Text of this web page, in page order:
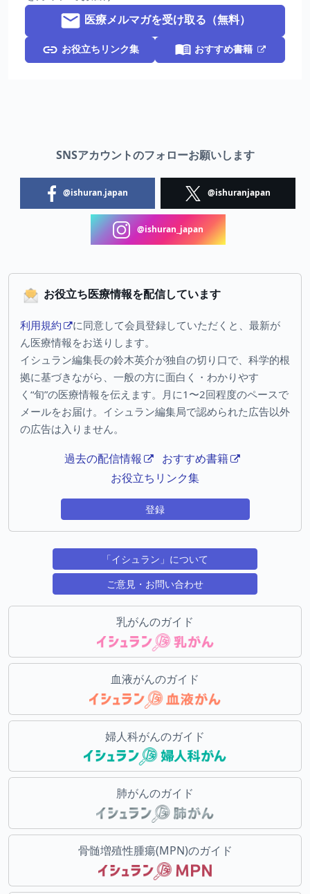
医療メルマガを受け取る（無料）
お役立ちリンク集 おすすめ書籍
SNSアカウントのフォローお願いします
@ishuran.japan @ishuranjapan
@ishuran_japan
お役立ち医療情報を配信しています
利用規約
に同意して会員登録していただくと、最新が
ん医療情報をお送りします。
イシュラン編集長の鈴木英介が独自の切り口で、科学的根
拠に基づきながら、一般の方に面白く・わかりやす
く“旬”の医療情報を伝えます。月に1〜2回程度のペースで
メールをお届け。イシュラン編集局で認められた広告以外
の広告は入りません。
過去の配信情報
おすすめ書籍
お役立ちリンク集
登録
「イシュラン」について
ご意見・お問い合わせ
乳がんのガイド
血液がんのガイド
婦人科がんのガイド
肺がんのガイド
骨髄増殖性腫瘍(MPN)のガイド